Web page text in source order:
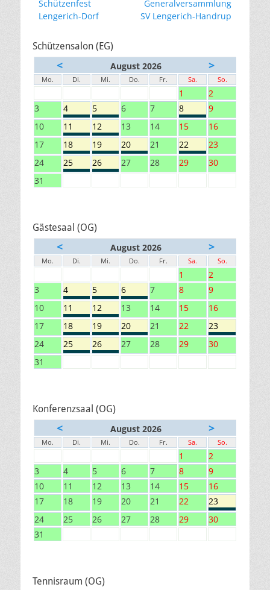
Vorheriger
Beitrag:
Schützenfest
Lengerich-Dorf
Nächster
Beitrag:
Generalversammlung
SV Lengerich-Handrup
Schützensalon (EG)
< August 2026 >
Mo. Di. Mi. Do. Fr. Sa. So.
1
2
3
4 5 6 7 8
9
10
11 12 13 14 15
16
17
18 19 20 21 22
23
24
25 26 27 28 29
30
31
Gästesaal (OG)
< August 2026 >
Mo. Di. Mi. Do. Fr. Sa. So.
1
2
3
4 5 6 7 8
9
10
11 12 13 14 15
16
17
18 19 20 21 22
23
24
25 26 27 28 29
30
31
Konferenzsaal (OG)
< August 2026 >
Mo. Di. Mi. Do. Fr. Sa. So.
1
2
3
4 5 6 7 8
9
10
11 12 13 14 15
16
17
18 19 20 21 22
23
24
25 26 27 28 29
30
31
Tennisraum (OG)